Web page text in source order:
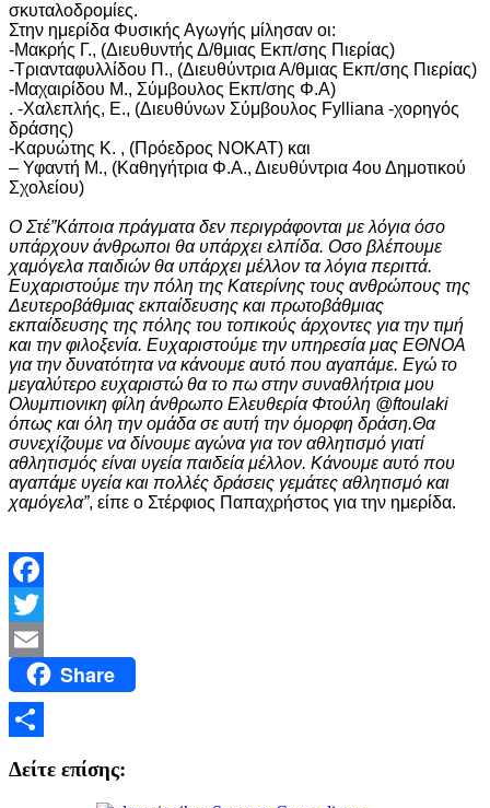
σκυταλοδρομίες.
Στην ημερίδα Φυσικής Αγωγής μίλησαν οι:
-Μακρής Γ., (Διευθυντής Δ/θμιας Εκπ/σης Πιερίας)
-Τριανταφυλλίδου Π., (Διευθύντρια Α/θμιας Εκπ/σης Πιερίας)
-Μαχαιρίδου Μ., Σύμβουλος Εκπ/σης Φ.Α)
. -Χαλεπλής, Ε., (Διευθύνων Σύμβουλος Fylliana -χορηγός
δράσης)
-Καρυώτης Κ. , (Πρόεδρος ΝΟΚΑΤ) και
– Υφαντή Μ., (Καθηγήτρια Φ.Α., Διευθύντρια 4ου Δημοτικού
Σχολείου)
Ο Στέ”Κάποια πράγματα δεν περιγράφονται με λόγια όσο
υπάρχουν άνθρωποι θα υπάρχει ελπίδα. Οσο βλέπουμε
χαμόγελα παιδιών θα υπάρχει μέλλον τα λόγια περιττά.
Ευχαριστούμε την πόλη της Κατερίνης τους ανθρώπους της
Δευτεροβάθμιας εκπαίδευσης και πρωτοβάθμιας
εκπαίδευσης της πόλης του τοπικούς άρχοντες για την τιμή
και την φιλοξενία. Ευχαριστούμε την υπηρεσία μας ΕΘΝΟΑ
για την δυνατότητα να κάνουμε αυτό που αγαπάμε. Εγώ το
μεγαλύτερο ευχαριστώ θα το πω στην συναθλήτρια μου
Ολυμπιονικη φίλη άνθρωπο Ελευθερία Φτούλη @ftoulaki
όπως και όλη την ομάδα σε αυτή την όμορφη δράση.Θα
συνεχίζουμε να δίνουμε αγώνα για τον αθλητισμό γιατί
αθλητισμός είναι υγεία παιδεία μέλλον. Κάνουμε αυτό που
αγαπάμε υγεία και πολλές δράσεις γεμάτες αθλητισμό και
χαμόγελα”, είπε ο Στέρφιος Παπαχρήστος για την ημερίδα.
Facebook
Twitter
Email Share
Δείτε επίσης: